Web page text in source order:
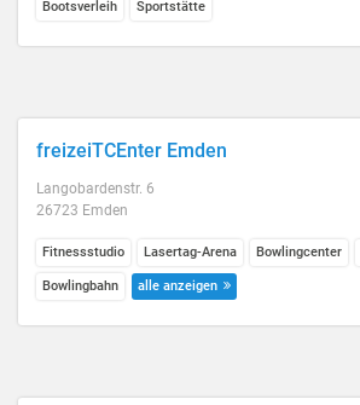
Bootsverleih Sportstätte
freizeiTCEnter Emden
Langobardenstr. 6
26723 Emden
Fitnessstudio Lasertag-Arena Bowlingcenter
Bowlingbahn alle anzeigen